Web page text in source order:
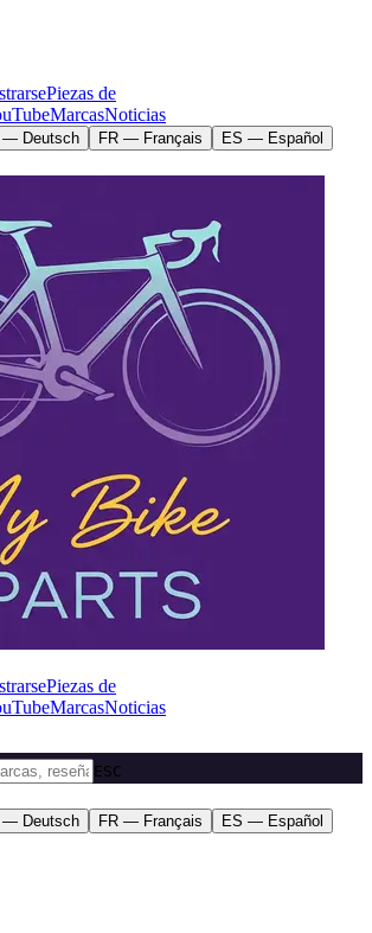
Piezas de
MarcasNoticias
— Deutsch FR — Français
ES — Español
Piezas de
MarcasNoticias
ESC
— Deutsch FR — Français
ES — Español